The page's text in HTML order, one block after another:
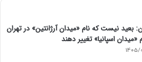
بعید نیست که نام «میدان آرژانتین» در تهران
«میدان اسپانیا» تغییر دهند
1405/